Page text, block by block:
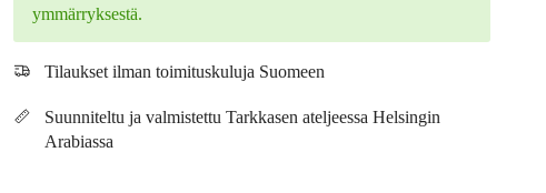
ymmärryksestä.
Tilaukset ilman toimituskuluja Suomeen
Suunniteltu ja valmistettu Tarkkasen ateljeessa Helsingin
Arabiassa